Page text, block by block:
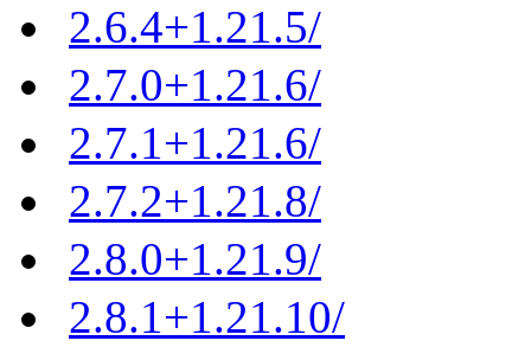
2.6.4+1.21.5/
2.7.0+1.21.6/
2.7.1+1.21.6/
2.7.2+1.21.8/
2.8.0+1.21.9/
2.8.1+1.21.10/